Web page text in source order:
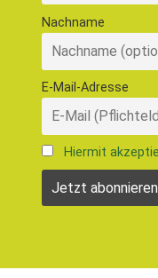
Nachname
E-Mail-Adresse
Hiermit